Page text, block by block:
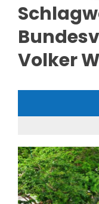
Volker